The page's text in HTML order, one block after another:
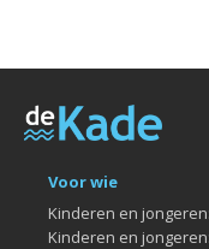
Voor wie
Kinderen en
Kinderen en